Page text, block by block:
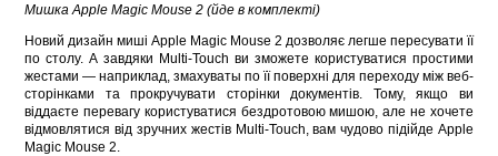
Мишка Apple Magic Mouse 2 (йде в комплекті)
Новий дизайн миші Apple Magic Mouse 2 дозволяє легше пересувати її
по столу. А завдяки Multi-Touch ви зможете користуватися простими
жестами — наприклад, змахуваты по її поверхні для переходу між веб-
сторінками та прокручувати сторінки документів. Тому, якщо ви
віддаєте перевагу користуватися бездротовою мишою, але не хочете
відмовлятися від зручних жестів Multi-Touch, вам чудово підійде Apple
Magic Mouse 2.